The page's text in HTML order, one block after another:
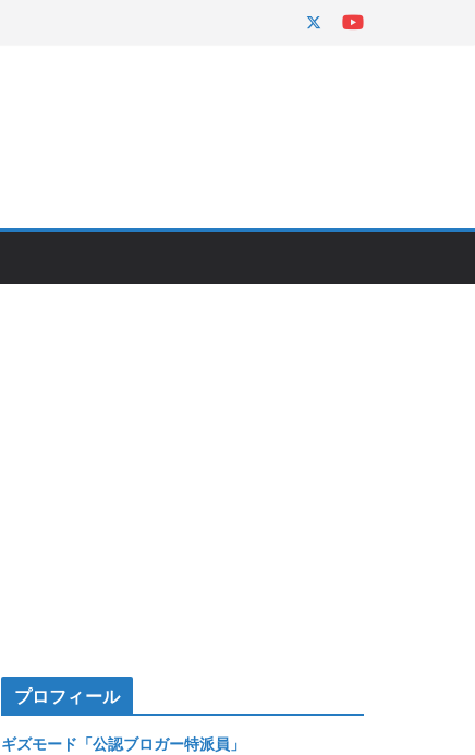
プロフィール
ギズモード「公認ブロガー特派員」